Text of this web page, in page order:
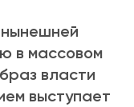
нынешней
в массовом
власти
выступает